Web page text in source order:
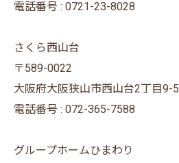
電話番号 : 0721-23-8028
さくら西山台
〒589-0022
大阪府大阪狭山市西山台2丁目9-5
電話番号 : 072-365-7588
グループホームひまわり